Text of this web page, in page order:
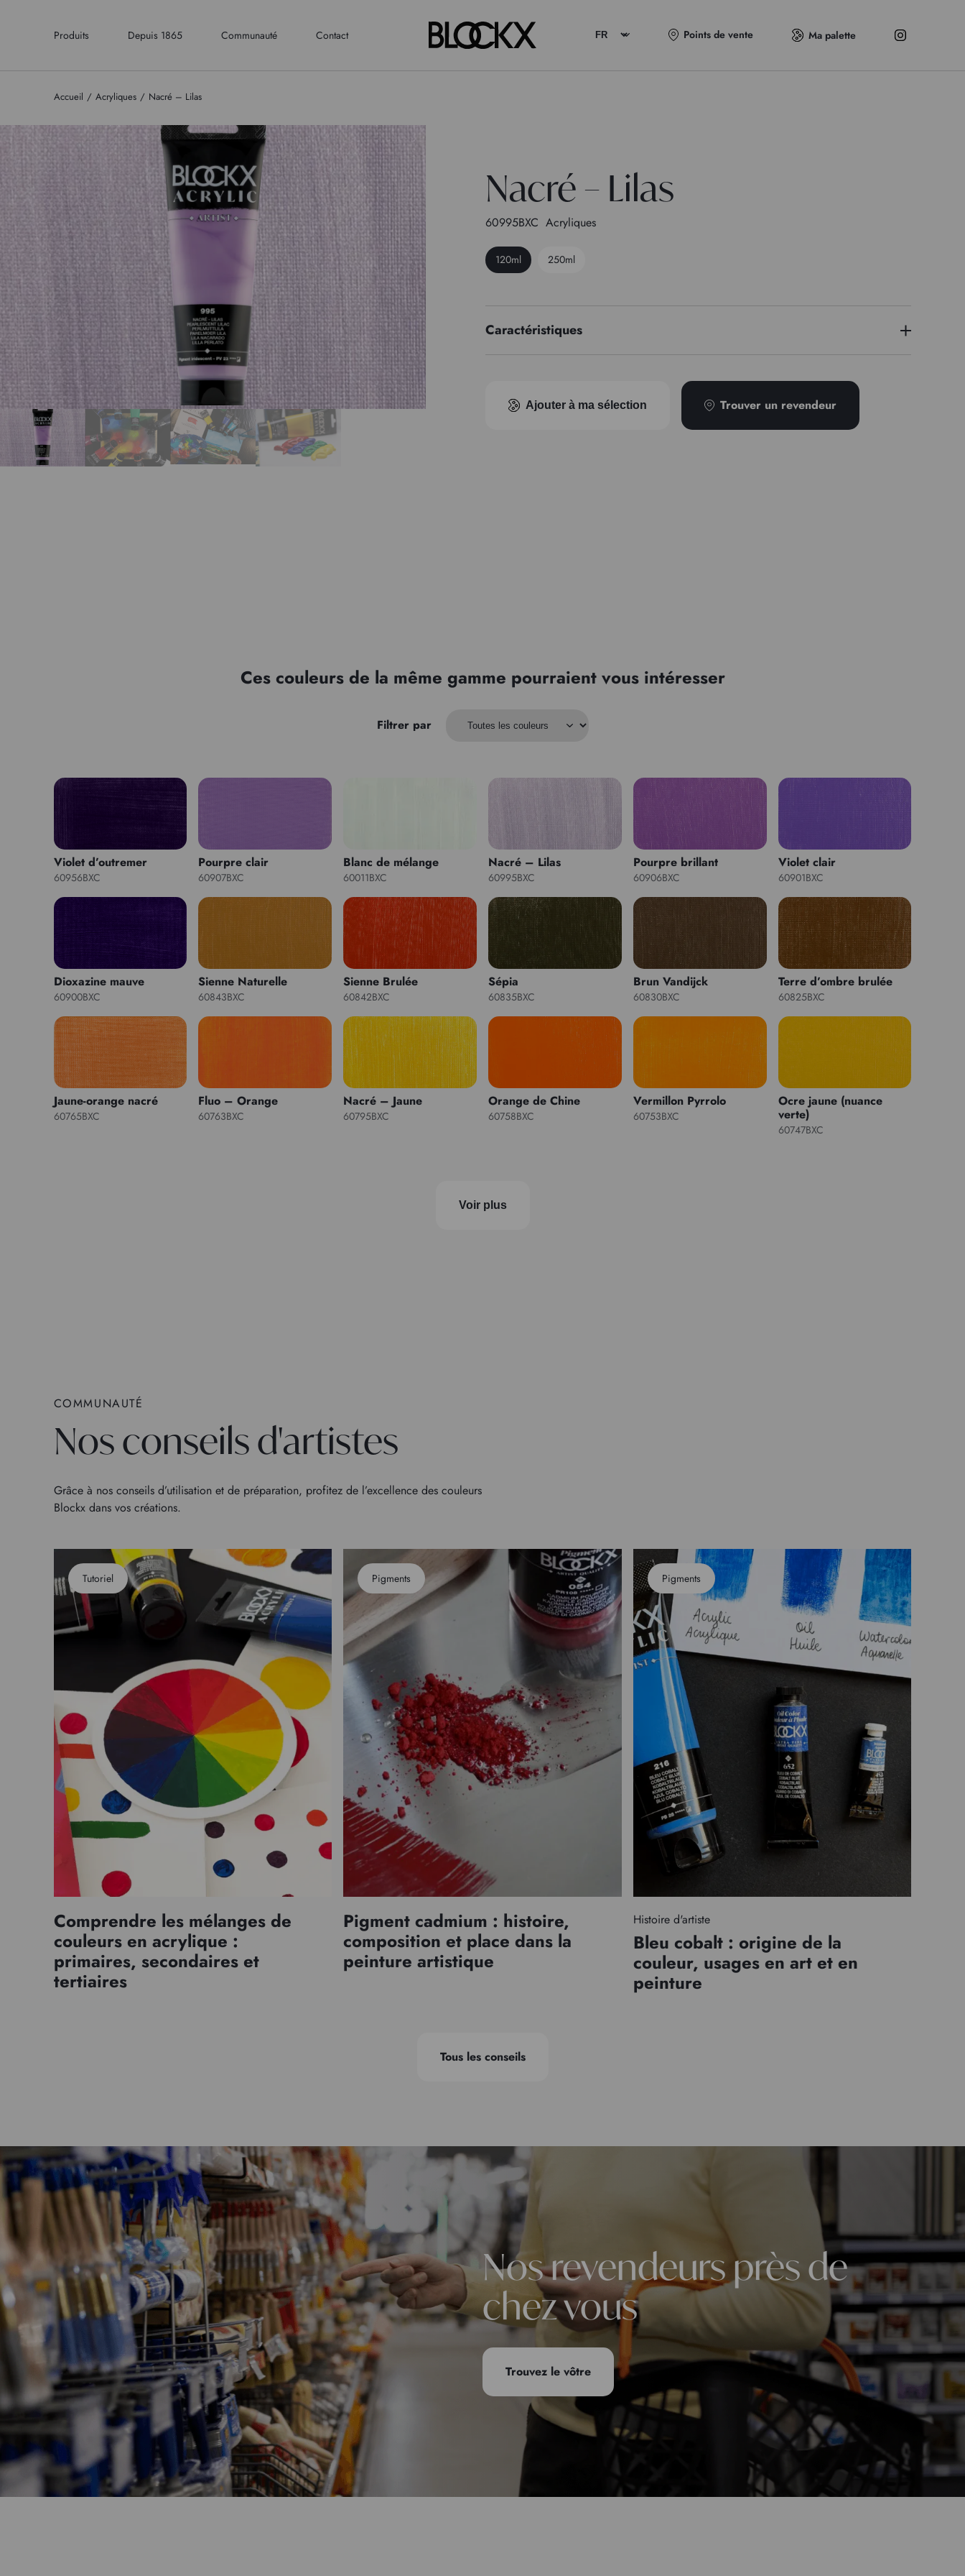
Produits Depuis 1865 Communauté Contact Points de vente Ma palette
Accueil Acryliques Nacré – Lilas
Nacré – Lilas
60995BXC Acryliques
120ml 250ml
Caractéristiques
Transparence
2
Ajouter à ma sélection Trouver un revendeur
Ces couleurs de la même gamme pourraient vous intéresser
Filtrer par
Violet d’outremer
60956BXC
Pourpre clair
60907BXC
Blanc de mélange
60011BXC
Nacré – Lilas
60995BXC
Pourpre brillant
60906BXC
Violet clair
60901BXC
Dioxazine mauve
60900BXC
Sienne Naturelle
60843BXC
Sienne Brulée
60842BXC
Sépia
60835BXC
Brun Vandijck
60830BXC
Terre d’ombre brulée
60825BXC
Jaune-orange nacré
60765BXC
Fluo – Orange
60763BXC
Nacré – Jaune
60795BXC
Orange de Chine
60758BXC
Vermillon Pyrrolo
60753BXC
Ocre jaune (nuance
verte)
60747BXC
Voir plus
COMMUNAUTÉ
Nos conseils d'artistes
Grâce à nos conseils d’utilisation et de préparation, profitez de l’excellence des couleurs
Blockx dans vos créations.
Tutoriel
Comprendre les mélanges de
couleurs en acrylique :
primaires, secondaires et
tertiaires
Pigments
Pigment cadmium : histoire,
composition et place dans la
peinture artistique
Pigments
Histoire d'artiste
Bleu cobalt : origine de la
couleur, usages en art et en
peinture
Tous les conseils
Nos revendeurs près de
chez vous
Trouvez le vôtre